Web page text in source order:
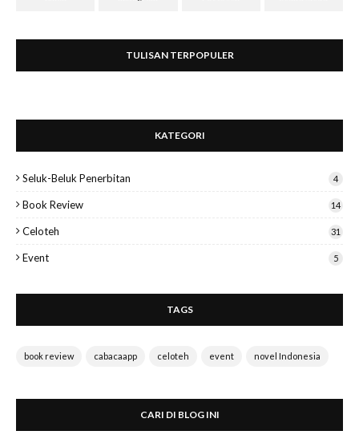
TULISAN TERPOPULER
KATEGORI
Seluk-Beluk Penerbitan 4
Book Review 14
Celoteh 31
Event 5
TAGS
book review cabacaapp celoteh event novel Indonesia
CARI DI BLOG INI